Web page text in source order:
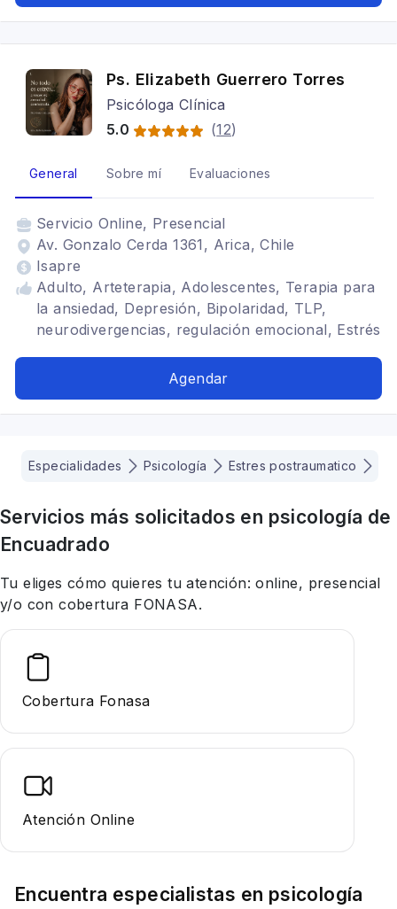
Ps. Elizabeth Guerrero Torres
Psicóloga Clínica
5.0
(12)
General Sobre mí Evaluaciones
Servicio Online, Presencial
Av. Gonzalo Cerda 1361, Arica, Chile
Isapre
Adulto, Arteterapia, Adolescentes, Terapia para
la ansiedad, Depresión, Bipolaridad, TLP,
neurodivergencias, regulación emocional, Estrés
personalidad, aromaterapia, autismo
Agendar
Especialidades Psicología Estres postraumatico
Servicios más solicitados en psicología de
Encuadrado
Tu eliges cómo quieres tu atención: online, presencial
y/o con cobertura FONASA.
Cobertura Fonasa
Atención Online
Encuentra especialistas en psicología